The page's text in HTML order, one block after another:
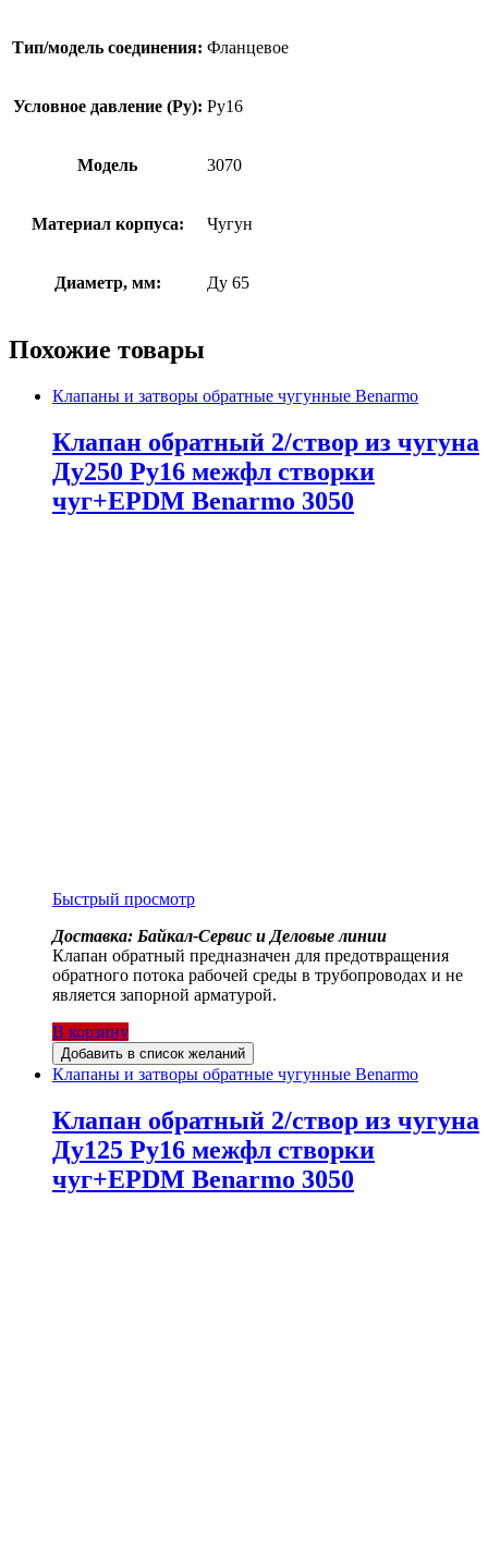
Тип/модель соединения: Фланцевое
Условное давление (Ру): Ру16
Модель 3070
Материал корпуса: Чугун
Диаметр, мм: Ду 65
Похожие товары
Клапаны и затворы обратные чугунные Benarmo
Клапан обратный 2/створ из чугуна
Ду250 Ру16 межфл створки
чуг+EPDM Benarmo 3050
Быстрый просмотр
Доставка: Байкал-Сервис и Деловые линии
Клапан обратный предназначен для предотвращения
обратного потока рабочей среды в трубопроводах и не
является запорной арматурой.
В корзину
Добавить в список желаний
Клапаны и затворы обратные чугунные Benarmo
Клапан обратный 2/створ из чугуна
Ду125 Ру16 межфл створки
чуг+EPDM Benarmo 3050